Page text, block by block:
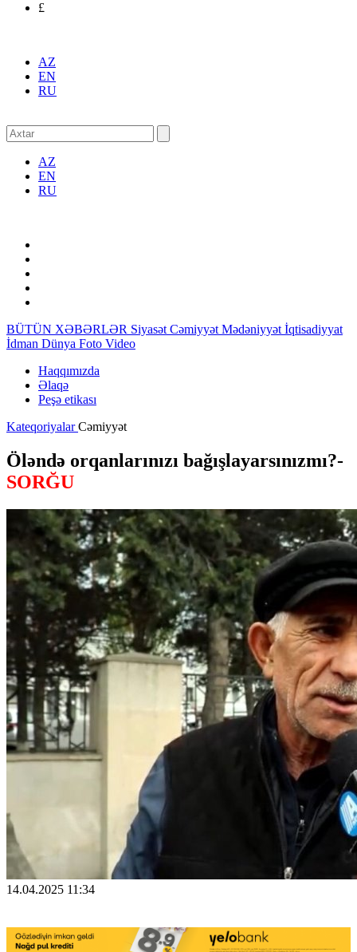
£
AZ
EN
RU
AZ
EN
RU
BÜTÜN XƏBƏRLƏR Siyasət Cəmiyyət Mədəniyyət İqtisadiyyat
İdman Dünya Foto Video
Haqqımızda
Əlaqə
Peşə etikası
KateqoriyalarCəmiyyət
Öləndə orqanlarınızı bağışlayarsınızmı?-
SORĞU
14.04.2025 11:34